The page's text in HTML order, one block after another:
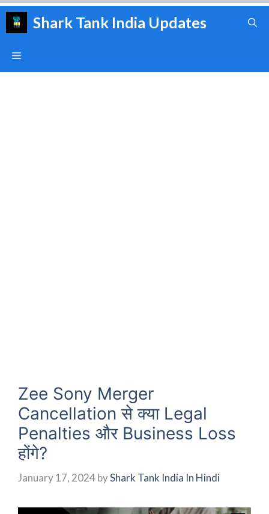
Skip
Shark Tank India Updates
Menu
Zee Sony Merger
Cancellation से क्या Legal
Penalties और Business Loss
होंगे?
January 17, 2024byShark Tank India In Hindi